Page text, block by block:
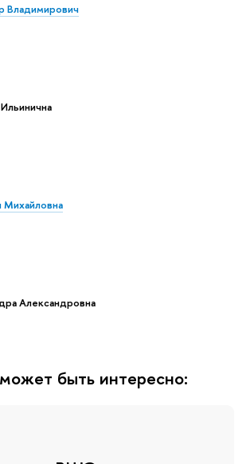
Владимирович
Михайловна
Александровна
быть интересно: